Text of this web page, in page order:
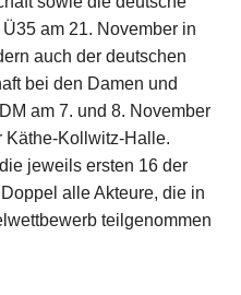
am 21. November in
auch der deutschen
bei den Damen und
am 7. und 8. November
Käthe-Kollwitz-Halle.
jeweils ersten 16 der
alle Akteure, die in
teilgenommen